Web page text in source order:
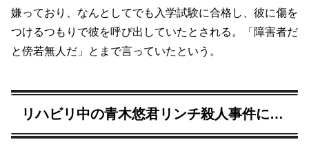
嫌っており、なんとしてでも入学試験に合格し、彼に傷を
つけるつもりで彼を呼び出していたとされる。「障害者だ
と傍若無人だ」とまで言っていたという。
リハビリ中の青木悠君リンチ殺人事件に…